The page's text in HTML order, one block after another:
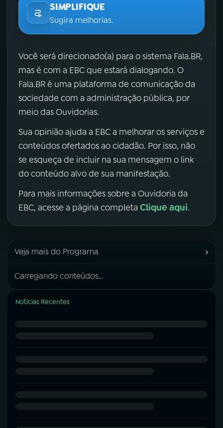
SIMPLIFIQUE
Sugira melhorias.
Você será direcionado(a) para o sistema Fala.BR,
mas é com a EBC que estará dialogando. O
Fala.BR é uma plataforma de comunicação da
sociedade com a administração pública, por
meio das Ouvidorias.
Sua opinião ajuda a EBC a melhorar os serviços e
conteúdos ofertados ao cidadão. Por isso, não
se esqueça de incluir na sua mensagem o link
do conteúdo alvo de sua manifestação.
Para mais informações sobre a Ouvidoria da
EBC, acesse a página completa Clique aqui.
Veja mais do Programa ›
Carregando conteúdos...
Notícias Recentes